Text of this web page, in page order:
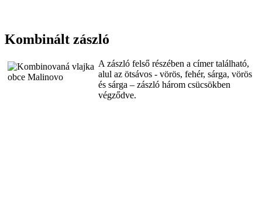
Kombinált zászló
A zászló felső részében a címer található,
alul az ötsávos - vörös, fehér, sárga, vörös
és sárga – zászló három csücsökben
végződve.